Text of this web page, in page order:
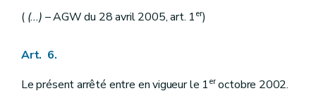
( (...) – AGW du 28 avril 2005, art. 1er)
Art. 6.
Le présent arrêté entre en vigueur le 1eroctobre 2002.